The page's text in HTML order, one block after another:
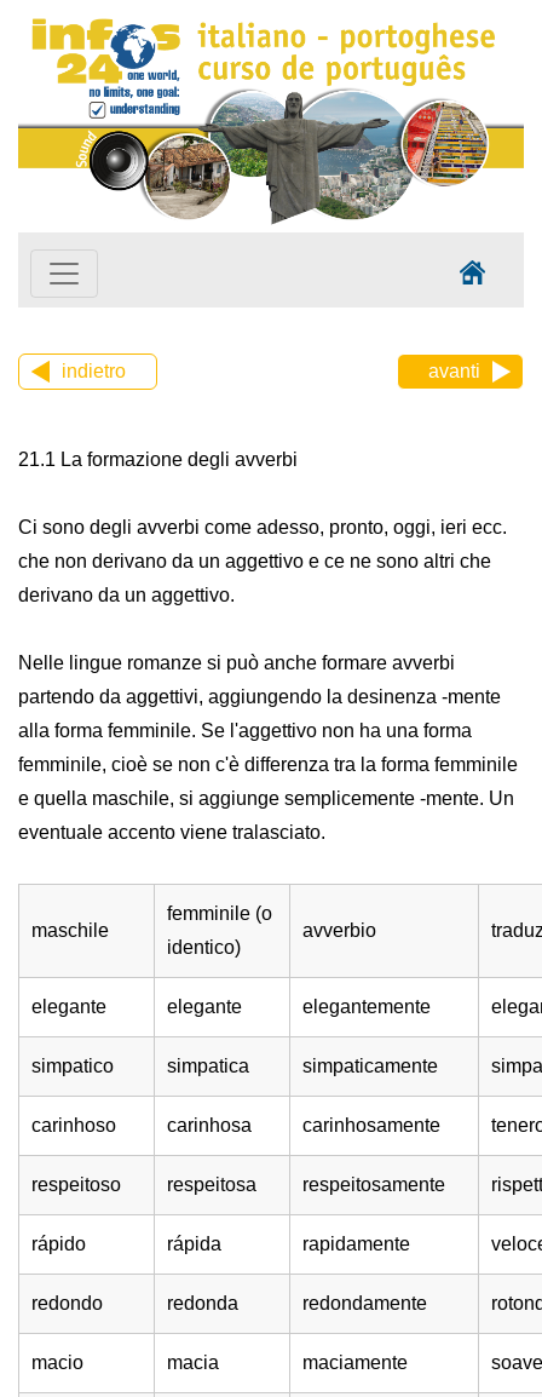
indietro avanti
21.1 La formazione degli avverbi
Ci sono degli avverbi come adesso, pronto, oggi, ieri ecc.
che non derivano da un aggettivo e ce ne sono altri che
derivano da un aggettivo.
Nelle lingue romanze si può anche formare avverbi
partendo da aggettivi, aggiungendo la desinenza -mente
alla forma femminile. Se l'aggettivo non ha una forma
femminile, cioè se non c'è differenza tra la forma femminile
e quella maschile, si aggiunge semplicemente -mente. Un
eventuale accento viene tralasciato.
maschile
femminile (o
identico)
avverbio
elegante elegante elegantemente
simpatico simpatica simpaticamente
carinhoso carinhosa carinhosamente
respeitoso respeitosa respeitosamente
rápido rápida rapidamente
redondo redonda redondamente
macio macia maciamente